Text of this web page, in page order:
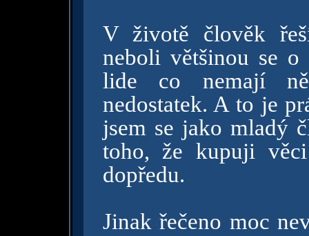
V životě člověk
neboli většinou se o
lide co nemají
nedostatek. A to je
jsem se jako mladý
toho, že kupuji
dopředu.
Jinak řečeno moc